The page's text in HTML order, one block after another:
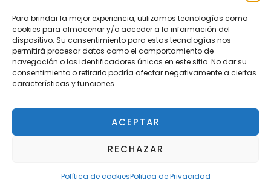
Para brindar la mejor experiencia, utilizamos tecnologías como
cookies para almacenar y/o acceder a la información del
dispositivo. Su consentimiento para estas tecnologías nos
permitirá procesar datos como el comportamiento de
navegación o los identificadores únicos en este sitio. No dar su
consentimiento o retirarlo podría afectar negativamente a ciertas
características y funciones.
ACEPTAR
RECHAZAR
Política de cookiesPolitica de Privacidad
Enlaces de interes
Terminos y condiciones uso
Politica de Privacidad
Política de cookies
Copyright © 2026 Tactil Repair - Servicio técnico